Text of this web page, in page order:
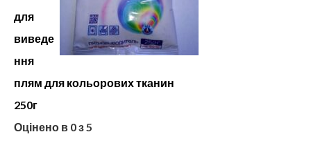
для
виведе
ння
плям для кольорових тканин
250г
Оцінено в 0з 5